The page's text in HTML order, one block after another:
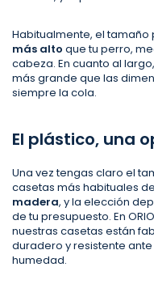
Habitualmente, el tamaño
más alto que tu perro,
cabeza. En cuanto al
más grande que las
siempre la cola.
El plástico, una
Una vez tengas claro el
casetas más habituales
madera, y la elección
de tu presupuesto. En
nuestras casetas están
duradero y resistente
humedad.